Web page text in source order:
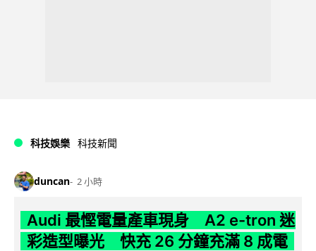
科技娛樂 科技新聞
duncan 2 小時
Audi 最慳電量產車現身 A2 e-tron 迷
彩造型曝光 快充 26 分鐘充滿 8 成電